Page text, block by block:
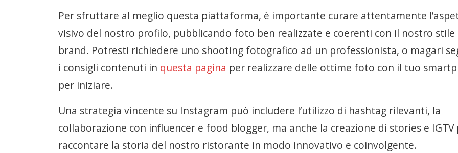
Per sfruttare al meglio questa piattaforma, è importante curare attentamente
visivo del nostro profilo, pubblicando foto ben realizzate e coerenti con il nostro stile
brand. Potresti richiedere uno shooting fotografico ad un professionista, o magari
i consigli contenuti in questa pagina per realizzare delle ottime foto con il tuo
per iniziare.
Una strategia vincente su Instagram può includere l’utilizzo di hashtag rilevanti, la
collaborazione con influencer e food blogger, ma anche la creazione di stories e IGTV
raccontare la storia del nostro ristorante in modo innovativo e coinvolgente.